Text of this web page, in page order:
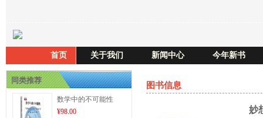
首页 关于我们 新闻中心 今年新书
同类推荐
数学中的不可能性
¥98.00
图书信息
妙